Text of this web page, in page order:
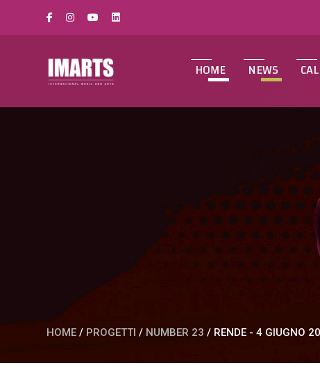
HOME NEWS
HOME / PROGETTI / NUMBER 23 / RENDE - 4 GIUGNO